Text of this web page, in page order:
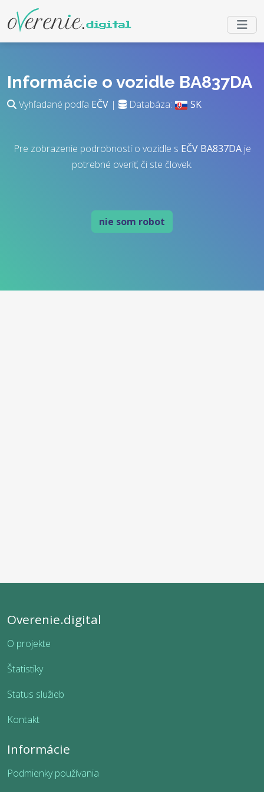
Informácie o vozidle BA837DA
Vyhľadané podľa EČV | Databáza: SK
Pre zobrazenie podrobností o vozidle s EČV BA837DAje
potrebné overiť, či ste človek.
nie som robot
Overenie.digital
O projekte
Štatistiky
Status služieb
Kontakt
Informácie
Podmienky používania